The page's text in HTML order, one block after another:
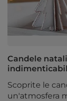
Candele
Scoprite le
un'atmosfera